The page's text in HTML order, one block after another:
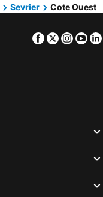
Sevrier Cote Ouest
Facebook
Twitter